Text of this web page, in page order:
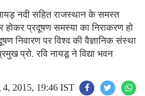
नदी सहित राजस्थान के समस्त
होकर प्रदूषण समस्या का निराकरण हो
निवारण पर विश्व की वैज्ञानिक संस्था
प्रो. रवि नायडू ने विद्या भवन
4, 2015, 19:46 IST